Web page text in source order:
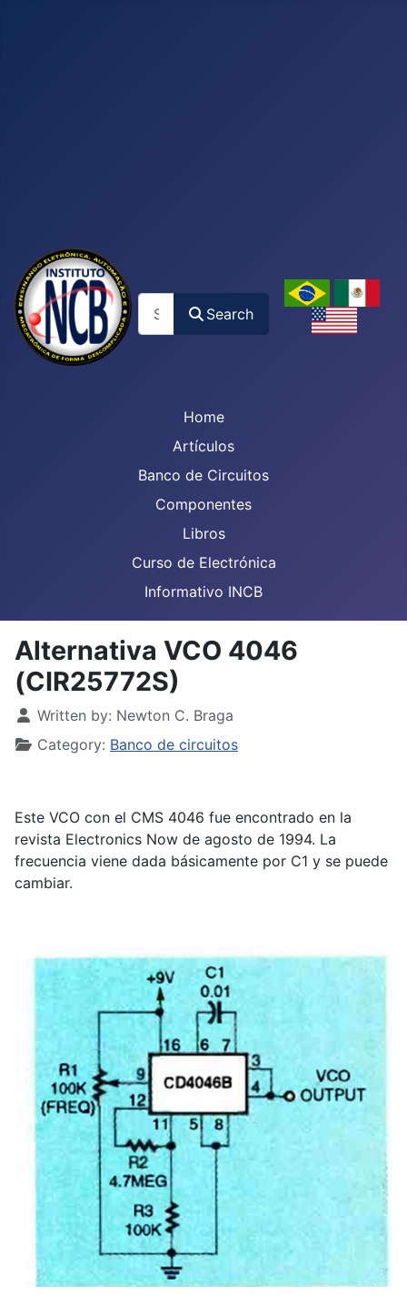
Search
Home
Artículos
Banco de Circuitos
Componentes
Libros
Curso de Electrónica
Informativo INCB
Alternativa VCO 4046
(CIR25772S)
Details
Written by: Newton C. Braga
Category: Banco de circuitos
Este VCO con el CMS 4046 fue encontrado en la
revista Electronics Now de agosto de 1994. La
frecuencia viene dada básicamente por C1 y se puede
cambiar.